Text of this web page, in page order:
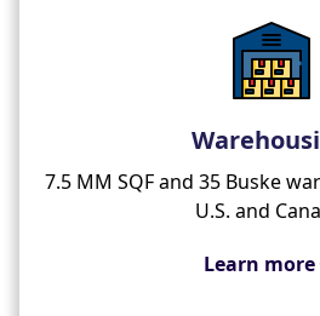
7.5 MM SQF and 35 Buske
U.S. and
Learn more